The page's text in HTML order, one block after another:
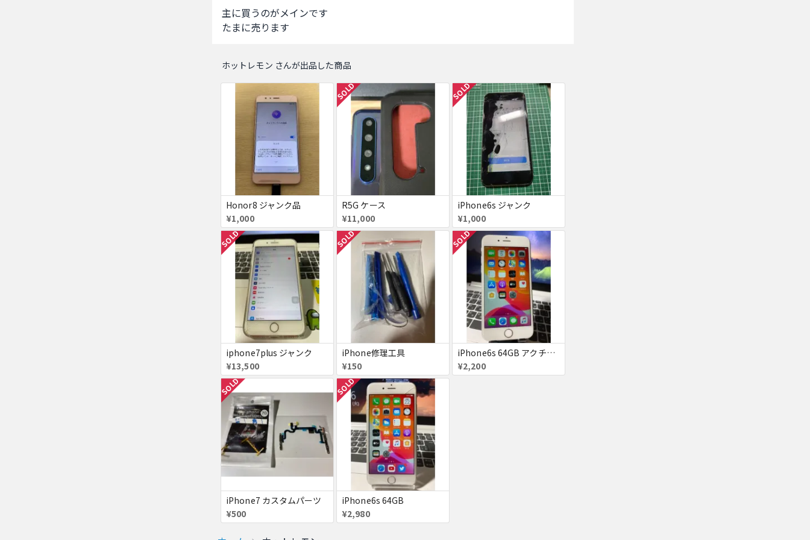
主に買うのがメインです
たまに売ります
ホットレモン さんが出品した商品
Honor8 ジャンク品
¥1,000
SOLD
R5G ケース
¥11,000
SOLD
iPhone6s ジャンク
¥1,000
SOLD
iphone7plus ジャンク
¥13,500
SOLD
iPhone修理工具
¥150
SOLD
iPhone6s 64GB アクチロック回避
¥2,200
SOLD
iPhone7 カスタムパーツ
¥500
SOLD
iPhone6s 64GB
¥2,980